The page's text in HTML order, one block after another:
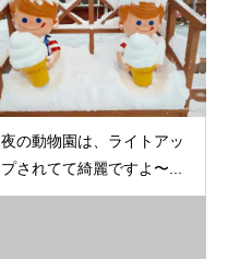
夜の動物園は、ライトアッ
プされてて綺麗ですよ〜...